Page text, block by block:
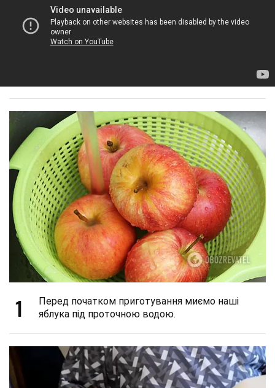
1
Перед початком приготування миємо наші
яблука під проточною водою.